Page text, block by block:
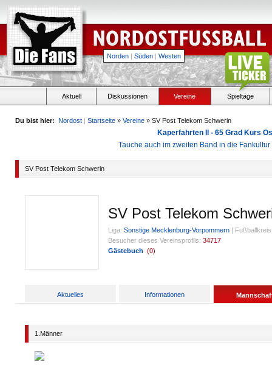
Norden | Süden | Westen
Aktuell Diskussionen Vereine Spieltage
Du bist hier: Nordost | Startseite » Vereine » SV Post Telekom Schwerin
Kaperfahrten II - 65 Grad Kurs
Tauche auch im zweiten Band in die
SV Post Telekom Schwerin
SV Post Telekom
Liga: Sonstige Mecklenburg-Vorpommern |
Besucher dieses Vereinsprofils: 34717
Gästebuch (0)
Aktuelles Informationen
1.Männer